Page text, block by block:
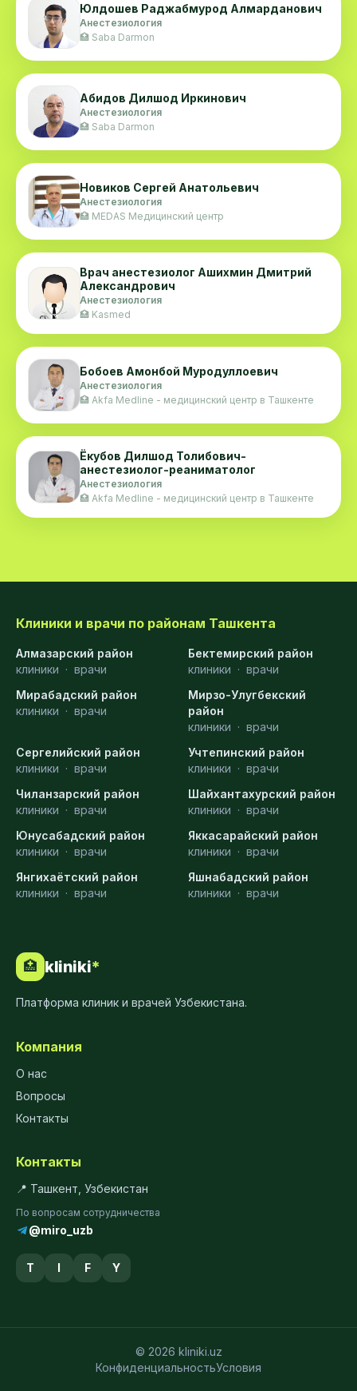
Юлдошев Раджабмурод Алмарданович
Анестезиология
🏥 Saba Darmon
Абидов Дилшод Иркинович
Анестезиология
🏥 Saba Darmon
Новиков Сергей Анатольевич
Анестезиология
🏥 MEDAS Медицинский центр
Врач анестезиолог Ашихмин Дмитрий
Александрович
Анестезиология
🏥 Kasmed
Бобоев Амонбой Муродуллоевич
Анестезиология
🏥 Akfa Medline - медицинский центр в Ташкенте
Ёкубов Дилшод Толибович-
анестезиолог-реаниматолог
Анестезиология
🏥 Akfa Medline - медицинский центр в Ташкенте
Клиники и врачи по районам Ташкента
Алмазарский район
клиники · врачи
Бектемирский район
клиники · врачи
Мирабадский район
клиники · врачи
Мирзо-Улугбекский
район
клиники · врачи
Сергелийский район
клиники · врачи
Учтепинский район
клиники · врачи
Чиланзарский район
клиники · врачи
Шайхантахурский район
клиники · врачи
Юнусабадский район
клиники · врачи
Яккасарайский район
клиники · врачи
Янгихаётский район
клиники · врачи
Яшнабадский район
клиники · врачи
🏥 kliniki*
Платформа клиник и врачей Узбекистана.
Компания
О нас
Вопросы
Контакты
Контакты
📍 Ташкент, Узбекистан
По вопросам сотрудничества
@miro_uzb
T I F Y
© 2026 kliniki.uz
КонфиденциальностьУсловия